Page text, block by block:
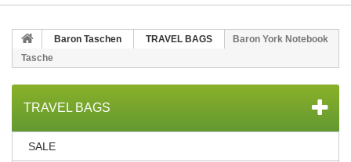
Baron Taschen TRAVEL BAGS
Baron York Notebook
Tasche
TRAVEL BAGS
SALE